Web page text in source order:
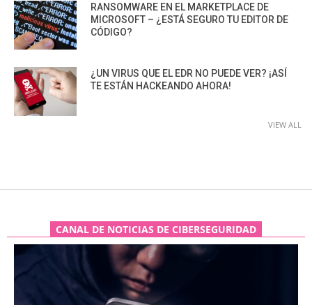
RANSOMWARE EN EL MARKETPLACE DE
MICROSOFT – ¿ESTÁ SEGURO TU EDITOR DE
CÓDIGO?
¿UN VIRUS QUE EL EDR NO PUEDE VER? ¡ASÍ
TE ESTÁN HACKEANDO AHORA!
VIEW ALL
CANAL DE NOTICIAS DE CIBERSEGURIDAD